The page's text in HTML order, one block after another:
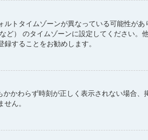
トタイムゾーンが異なっている可能性が
ど） のタイムゾーンに設定してください
することをお勧めします。
かわらず時刻が正しく表示されない場合
ん。